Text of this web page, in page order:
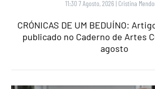
11:30 7 Agosto, 2026 | Cristina
CRÓNICAS DE UM BEDUÍNO:
publicado no Caderno de Artes
agosto